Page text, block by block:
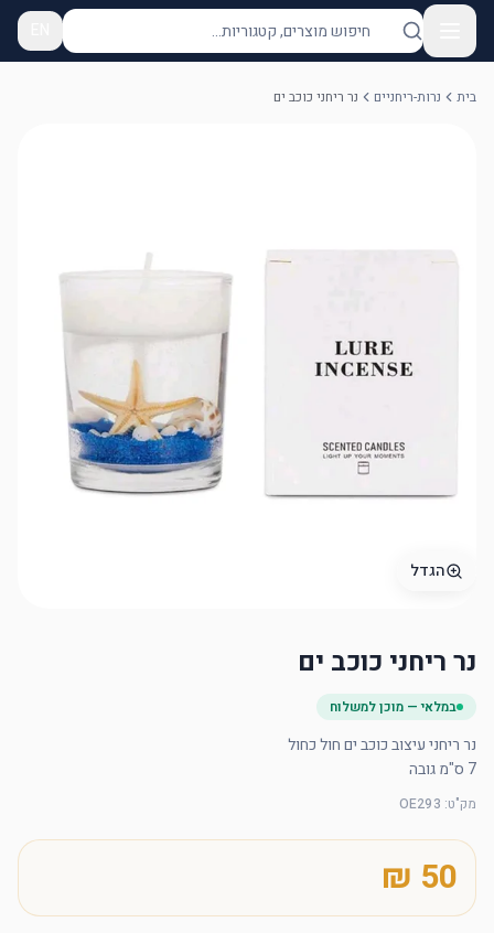
בית נרות-ריחניים נר ריחני כוכב ים
הגדל
נר ריחני כוכב ים
במלאי — מוכן למשלוח
7 ס"מ גובה
מק"ט:
OE293